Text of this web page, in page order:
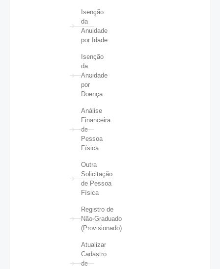
Isenção
da
Anuidade
por Idade
Isenção
da
Anuidade
por
Doença
Análise
Financeira
de
Pessoa
Física
Outra
Solicitação
de Pessoa
Física
Registro de
Não-Graduado
(Provisionado)
Atualizar
Cadastro
de